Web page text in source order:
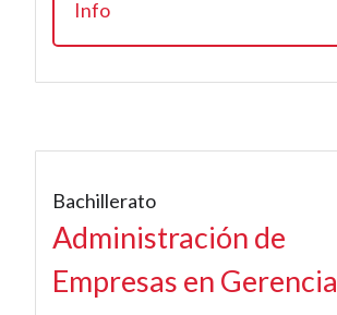
Info
Bachillerato
Administración de
Empresas en Gerencia